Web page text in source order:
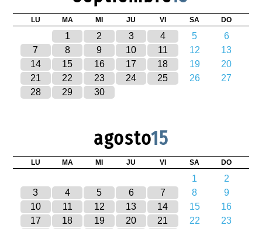
LU MA MI JU VI SA DO
1 2 3 4 5
6
7
8 9 10 11 12
13
14
15 16 17 18 19
20
21
22 23 24 25 26
27
28
29 30
agosto15
LU MA MI JU VI SA DO
1
2
3
4 5 6 7 8
9
10
11 12 13 14 15
16
17
18 19 20 21 22
23